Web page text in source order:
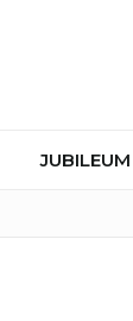
JUBILEUM